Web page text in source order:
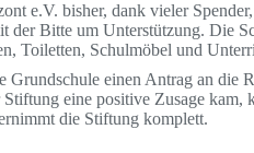
e.V. bisher, dank vieler
der Bitte um Unterstützung. Die
Toiletten, Schulmöbel und
Grundschule einen Antrag an die
eine positive Zusage
die Stiftung komplett.